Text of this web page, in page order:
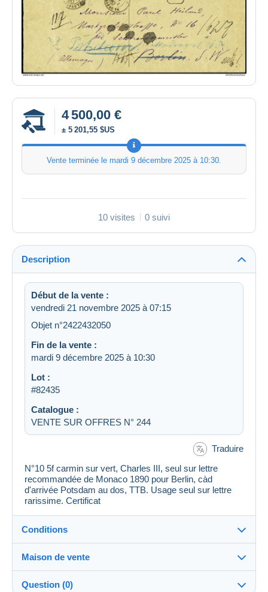
4 500,00 €
± 5 201,55 $US
Vente terminée le mardi 9 décembre 2025 à 10:30
10 visites 0 suivi
Description
Début de la vente :
vendredi 21 novembre 2025 à 07:15
Objet n°2422432050
Fin de la vente :
mardi 9 décembre 2025 à 10:30
Lot :
#82435
Catalogue :
VENTE SUR OFFRES N° 244
Traduire
N°10 5f carmin sur vert, Charles III, seul sur lettre
recommandée de Monaco 1890 pour Berlin, càd
d'arrivée Potsdam au dos, TTB. Usage seul sur lettre
rarissime. Certificat
Conditions
Maison de vente
Question (0)